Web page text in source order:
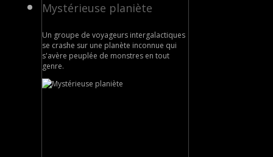
Mystérieuse planiète
Un groupe de voyageurs intergalactiques
se crashe sur une planète inconnue qui
s'avère peuplée de monstres en tout
genre.